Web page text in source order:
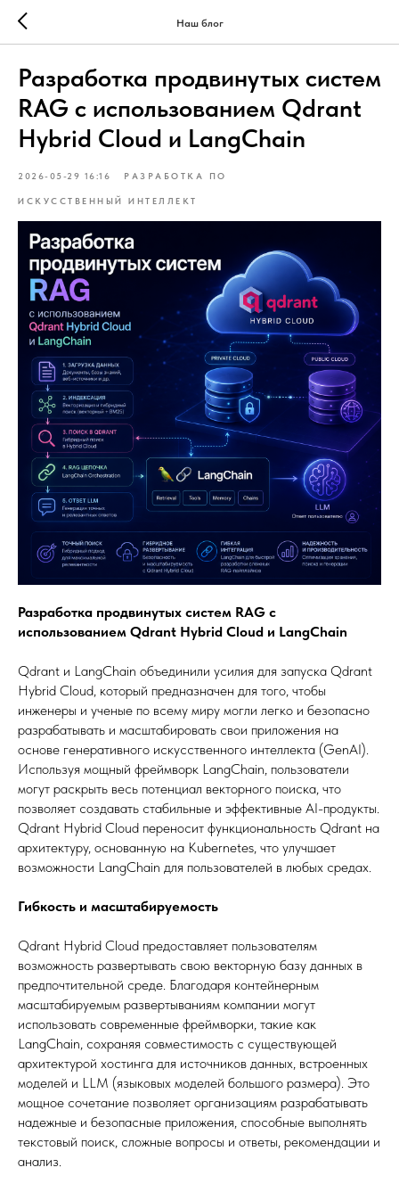
Наш блог
Разработка продвинутых систем
RAG с использованием Qdrant
Hybrid Cloud и LangChain
2026-05-29 16:16 РАЗРАБОТКА ПО
ИСКУССТВЕННЫЙ ИНТЕЛЛЕКТ
Разработка продвинутых систем RAG с
использованием Qdrant Hybrid Cloud и LangChain
Qdrant и LangChain объединили усилия для запуска Qdrant
Hybrid Cloud, который предназначен для того, чтобы
инженеры и ученые по всему миру могли легко и безопасно
разрабатывать и масштабировать свои приложения на
основе генеративного искусственного интеллекта (GenAI).
Используя мощный фреймворк LangChain, пользователи
могут раскрыть весь потенциал векторного поиска, что
позволяет создавать стабильные и эффективные AI-продукты.
Qdrant Hybrid Cloud переносит функциональность Qdrant на
архитектуру, основанную на Kubernetes, что улучшает
возможности LangChain для пользователей в любых средах.
Гибкость и масштабируемость
Qdrant Hybrid Cloud предоставляет пользователям
возможность развертывать свою векторную базу данных в
предпочтительной среде. Благодаря контейнерным
масштабируемым развертываниям компании могут
использовать современные фреймворки, такие как
LangChain, сохраняя совместимость с существующей
архитектурой хостинга для источников данных, встроенных
моделей и LLM (языковых моделей большого размера). Это
мощное сочетание позволяет организациям разрабатывать
надежные и безопасные приложения, способные выполнять
текстовый поиск, сложные вопросы и ответы, рекомендации и
анализ.